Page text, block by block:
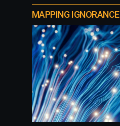
MAPPING IGNORANCE